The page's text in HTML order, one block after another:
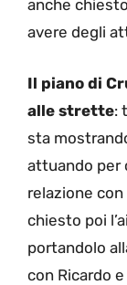
anche
avere degli
Il piano di
alle strette:
sta
attuando per
relazione con
chiesto poi
portandolo
con Ricardo